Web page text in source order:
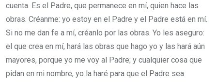
cuenta. Es el Padre, que permanece en mí, quien hace las
obras. Créanme: yo estoy en el Padre y el Padre está en mí.
Si no me dan fe a mí, créanlo por las obras. Yo les aseguro:
el que crea en mí, hará las obras que hago yo y las hará aún
mayores, porque yo me voy al Padre; y cualquier cosa que
pidan en mi nombre, yo la haré para que el Padre sea